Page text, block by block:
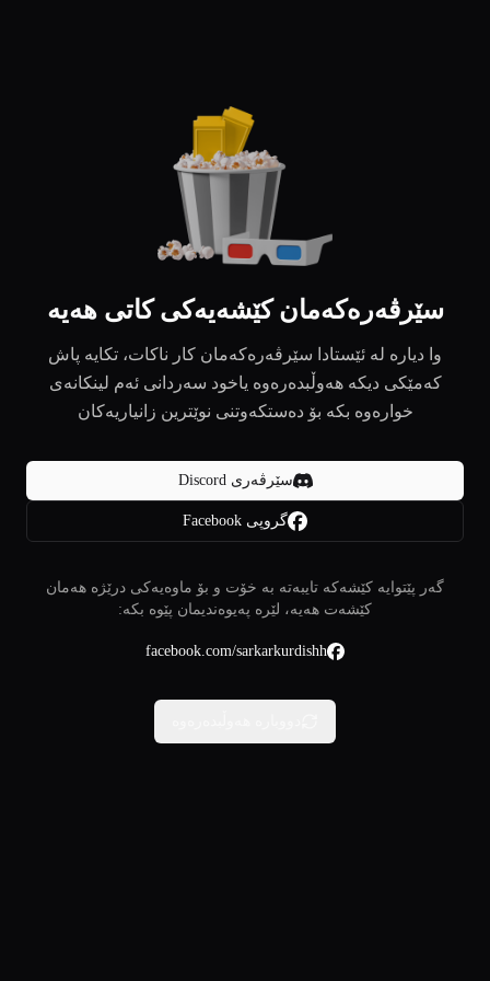
سێرڤەرەکەمان کێشەیەکی کاتی هەیە
وا دیارە لە ئێستادا سێرڤەرەکەمان کار ناکات، تکایە پاش
کەمێکی دیکە هەوڵبدەرەوە یاخود سەردانی ئەم لینکانەی
خوارەوە بکە بۆ دەستکەوتنی نوێترین زانیاریەکان
سێرڤەری Discord
گروپی Facebook
گەر پێتوایە کێشەکە تایبەتە بە خۆت و بۆ ماوەیەکی درێژە هەمان
کێشەت هەیە، لێرە پەیوەندیمان پێوە بکە:
facebook.com/sarkarkurdishh